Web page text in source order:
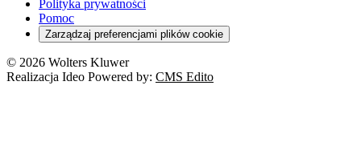
Polityka prywatności
Pomoc
Zarządzaj preferencjami plików cookie
© 2026 Wolters Kluwer
Realizacja Ideo Powered by: CMS Edito